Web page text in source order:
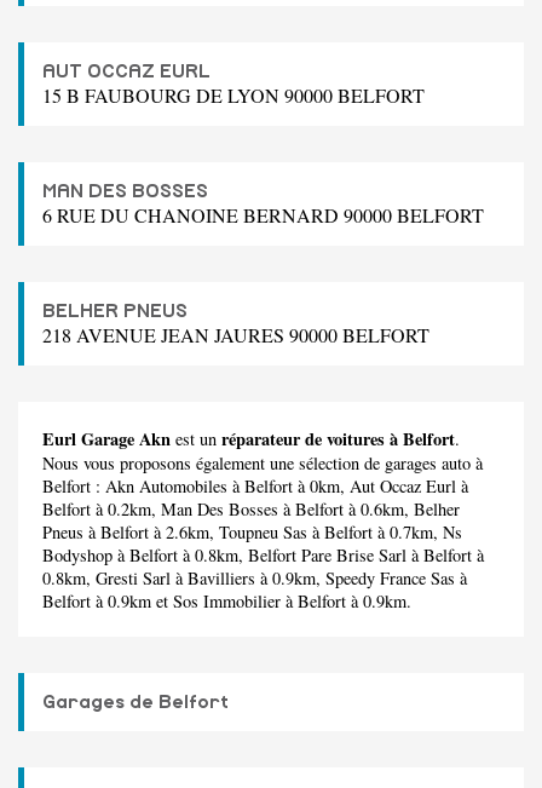
AUT OCCAZ EURL
15 B FAUBOURG DE LYON 90000 BELFORT
MAN DES BOSSES
6 RUE DU CHANOINE BERNARD 90000 BELFORT
BELHER PNEUS
218 AVENUE JEAN JAURES 90000 BELFORT
Eurl Garage Akn est un réparateur de voitures à Belfort.
Nous vous proposons également une sélection de garages auto à
Belfort : Akn Automobiles à Belfort à 0km, Aut Occaz Eurl à
Belfort à 0.2km, Man Des Bosses à Belfort à 0.6km, Belher
Pneus à Belfort à 2.6km, Toupneu Sas à Belfort à 0.7km, Ns
Bodyshop à Belfort à 0.8km, Belfort Pare Brise Sarl à Belfort à
0.8km, Gresti Sarl à Bavilliers à 0.9km, Speedy France Sas à
Belfort à 0.9km et Sos Immobilier à Belfort à 0.9km.
Garages de Belfort